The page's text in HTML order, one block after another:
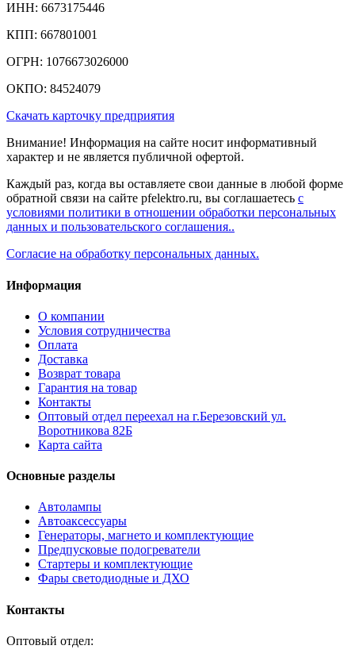
ИНН: 6673175446
КПП: 667801001
ОГРН: 1076673026000
ОКПО: 84524079
Скачать карточку предприятия
Внимание! Информация на сайте носит информативный
характер и не является публичной офертой.
Каждый раз, когда вы оставляете свои данные в любой форме
обратной связи на сайте pfelektro.ru, вы соглашаетесь с
условиями политики в отношении обработки персональных
данных и пользовательского соглашения..
Согласие на обработку персональных данных.
Информация
О компании
Условия сотрудничества
Оплата
Доставка
Возврат товара
Гарантия на товар
Контакты
Оптовый отдел переехал на г.Березовский ул.
Воротникова 82Б
Карта сайта
Основные разделы
Автолампы
Автоаксессуары
Генераторы, магнето и комплектующие
Предпусковые подогреватели
Стартеры и комплектующие
Фары светодиодные и ДХО
Контакты
Оптовый отдел: